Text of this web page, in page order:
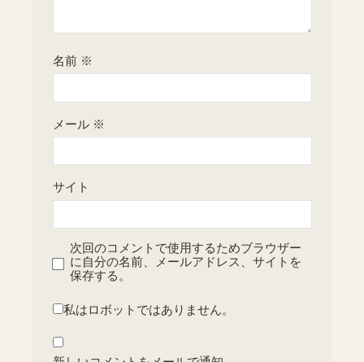
名前 ※
メール ※
サイト
次回のコメントで使用するためブラウザー
に自分の名前、メールアドレス、サイトを
保存する。
私はロボットではありません。